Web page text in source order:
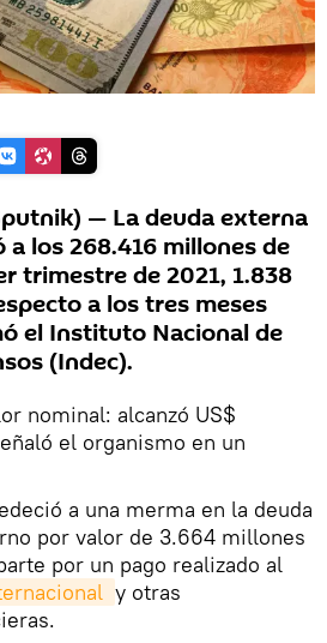
— La deuda externa
los 268.416 millones de
trimestre de 2021, 1.838
a los tres meses
el Instituto Nacional de
(Indec).
nominal: alcanzó US$
el organismo en un
a una merma en la deuda
por valor de 3.664 millones
por un pago realizado al
y otras